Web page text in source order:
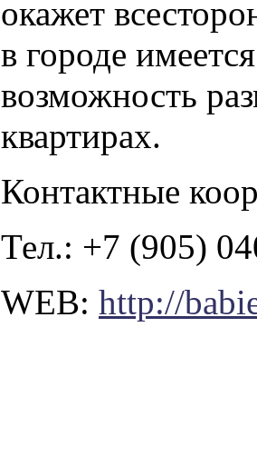
окажет
в городе
возможность
квартирах.
Контактные
Тел.: +7 (905)
WEB: http://